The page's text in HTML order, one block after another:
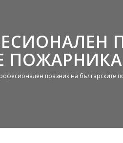
празник на българските